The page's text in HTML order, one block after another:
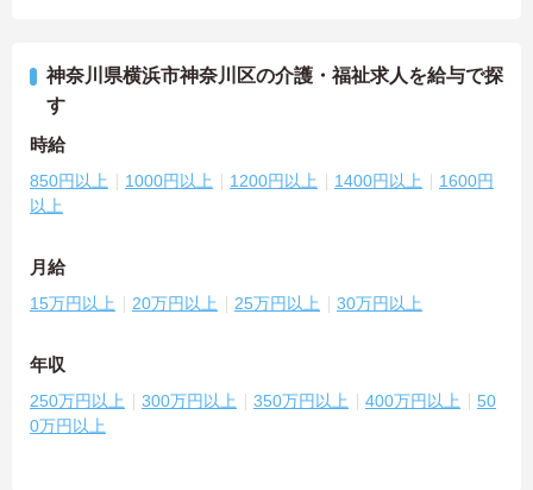
神奈川県横浜市神奈川区の介護・福祉求人を給与で探
す
時給
850円以上 1000円以上 1200円以上 1400円以上
1600円
以上
月給
15万円以上 20万円以上 25万円以上 30万円以上
年収
250万円以上 300万円以上 350万円以上 400万円以上
50
0万円以上